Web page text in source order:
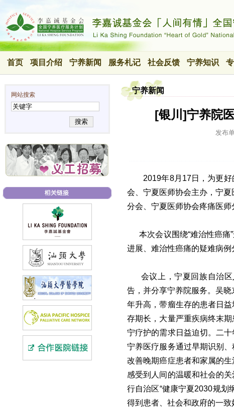
首页 项目介绍 宁养新闻 服务札记 社会反馈 宁养知识
网站搜索
搜索
宁养新闻
[银川]宁养院
发布
2019年8月17日，为更好
会、宁夏医师协会主办，宁
分会、宁夏医师协会疼痛医师
本次会议围绕“难治性癌痛”
进展、难治性癌痛的疑难病例
会议上，宁夏回族自治区
告，并分享宁养院服务。吴
年升高，带瘤生存的患者日
存期长，大量严重疾病终末
宁疗护的需求日益迫切。二
宁养医疗服务通过早期识别
改善晚期癌症患者和家属的
感受到人间的温暖和社会的
行自治区“健康宁夏2030规划
得到患者、社会和政府的一致